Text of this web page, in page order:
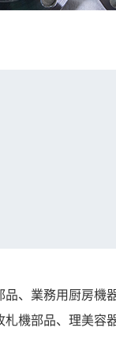
、業務用厨房機
機部品、理美容